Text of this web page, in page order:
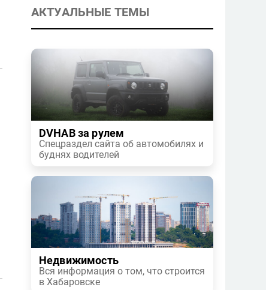
АКТУАЛЬНЫЕ ТЕМЫ
DVHAB за рулем
Спецраздел сайта об автомобилях и
буднях водителей
Недвижимость
Вся информация о том, что строится
в Хабаровске